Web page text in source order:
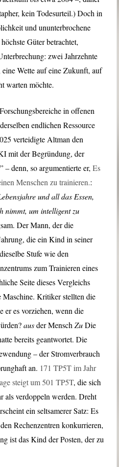
kein Todesurteil.) Doch in
und ununterbrochene
Güter betrachtet,
zwei Jahrzehnte
Wette auf eine Zukunft, auf
warten möchte.
in offenen
endlichen Ressource
verteidigte Altman den
mit der Begründung, der
– denn, so argumentierte er,Es
Menschen zu trainieren.:
und all das Essen,
nimmt, um intelligent zu
Der Mann, der die
die ein Kind in seiner
Stufe wie den
zum Trainieren eines
Seite dieses Vergleichs
Kritiker stellten die
er es vorziehen, wenn die
ausder MenschZuDie
bereits geantwortet. Die
– der Stromverbrauch
an. 171 TP5T im Jahr
steigt um 501 TP5T, die sich
als verdoppeln werden. Dreht
ein seltsamerer Satz: Es
Rechenzentren konkurrieren,
ist das Kind der Posten, der zu